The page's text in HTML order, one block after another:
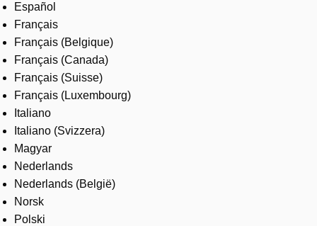
Español
Français
Français (Belgique)
Français (Canada)
Français (Suisse)
Français (Luxembourg)
Italiano
Italiano (Svizzera)
Magyar
Nederlands
Nederlands (België)
Norsk
Polski